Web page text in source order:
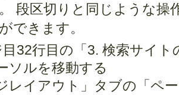
段区切りと同じような操
できます。
32行目の「3. 検索サイ
ソルを移動する
レイアウト」タブの「ペ